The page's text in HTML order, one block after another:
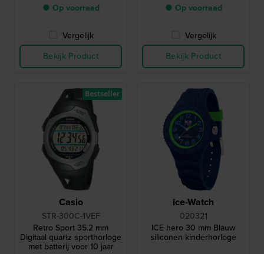
● Op voorraad
Vergelijk
Bekijk Product
● Op voorraad
Vergelijk
Bekijk Product
Casio
STR-300C-1VEF
Retro Sport 35.2 mm
Digitaal quartz sporthorloge
met batterij voor 10 jaar
Bestseller
Ice-Watch
020321
ICE hero 30 mm Blauw
siliconen kinderhorloge